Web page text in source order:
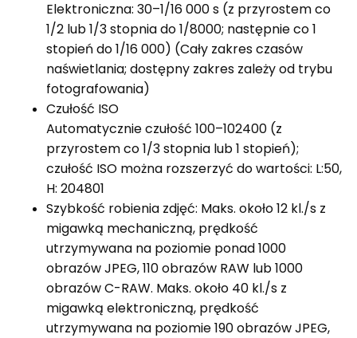
Elektroniczna: 30–1/16 000 s (z przyrostem co
1/2 lub 1/3 stopnia do 1/8000; następnie co 1
stopień do 1/16 000) (Cały zakres czasów
naświetlania; dostępny zakres zależy od trybu
fotografowania)
Czułość ISO
Automatycznie czułość 100–102400 (z
przyrostem co 1/3 stopnia lub 1 stopień);
czułość ISO można rozszerzyć do wartości: L:50,
H: 204801
Szybkość robienia zdjęć: Maks. około 12 kl./s z
migawką mechaniczną, prędkość
utrzymywana na poziomie ponad 1000
obrazów JPEG, 110 obrazów RAW lub 1000
obrazów C-RAW. Maks. około 40 kl./s z
migawką elektroniczną, prędkość
utrzymywana na poziomie 190 obrazów JPEG,